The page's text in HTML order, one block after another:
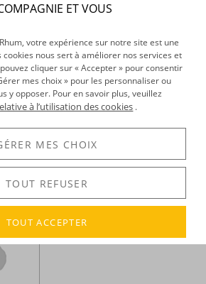
-
et
Botafogo -Rhum épicé -
Spiced Gold - 70cl - 40°
30,29 €TTC
ET VOUS
votre expérience sur notre site est une
cookies nous sert à améliorer nos services et
cliquer sur « Accepter » pour consentir
mes choix » pour les personnaliser ou
y opposer. Pour en savoir plus, veuillez
à l’utilisation des cookies .
MES CHOIX
TOUT REFUSER
TOUT ACCEPTER